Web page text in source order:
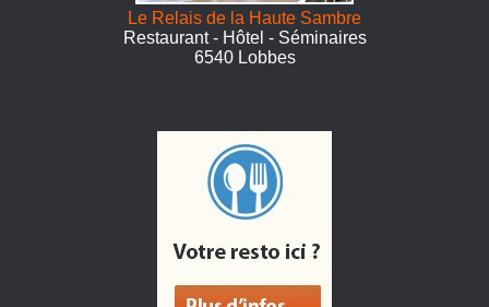
Le Relais de la Haute Sambre
Restaurant - Hôtel - Séminaires
6540 Lobbes